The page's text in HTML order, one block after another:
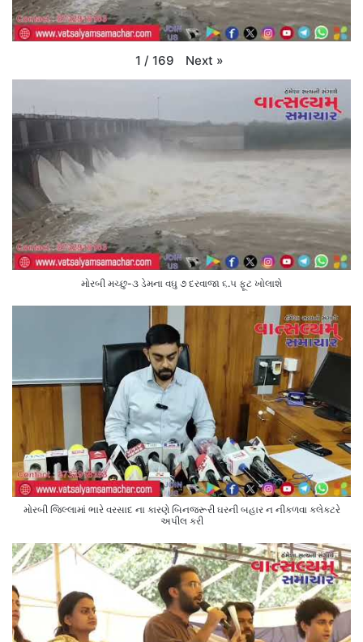
1 / 169 Next »
મોરબી મચ્છુ-૩ ડેમના વઘુ ૭ દરવાજા ૬.૫ ફૂટ ખોલાશે
મોરબી જિલ્લામાં ભારે વરસાદ ના કારણે બિનજરૂરી ઘરની બહાર ન નીકળવા કલેક્ટરે
અપીલ કરી